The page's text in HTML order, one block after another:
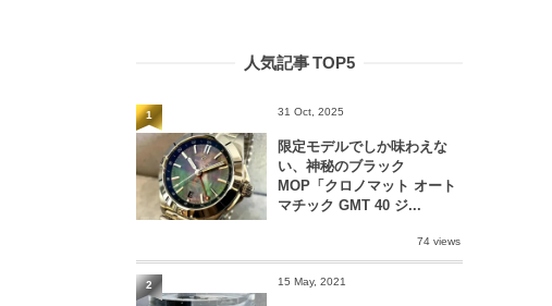
人気記事 TOP5
31 Oct, 2025
限定モデルでしか味わえな
い、神秘のブラック
MOP「クロノマット オート
マチック GMT 40 ジ...
74 views
1
15 May, 2021
2